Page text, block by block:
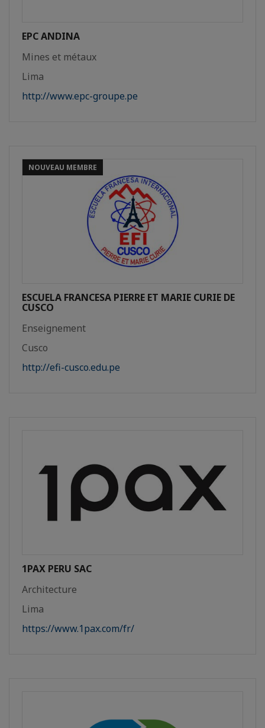
EPC ANDINA
Mines et métaux
Lima
http://www.epc-groupe.pe
NOUVEAU MEMBRE
ESCUELA FRANCESA PIERRE ET MARIE CURIE DE
CUSCO
Enseignement
Cusco
http://efi-cusco.edu.pe
1PAX PERU SAC
Architecture
Lima
https://www.1pax.com/fr/